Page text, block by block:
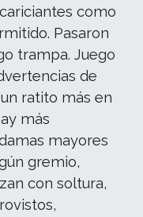
como
Pasaron
trampa. Juego
de
ratito más en
más
mayores
gremio,
con soltura,